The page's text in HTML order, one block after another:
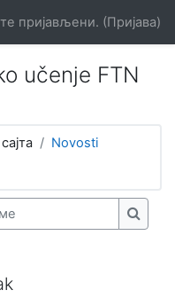
пријављени. (Пријава)
učenje FTN
Novosti